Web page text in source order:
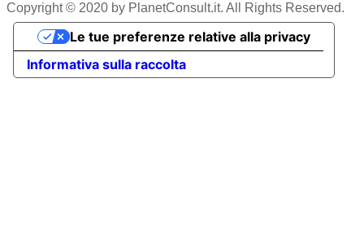
Copyright © 2020 by PlanetConsult.it. All Rights Reserved.
Informativa sulla raccolta
Le tue preferenze relative alla privacy